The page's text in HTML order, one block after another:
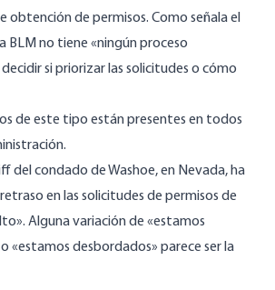
obtención de permisos. Como señala el
BLM no tiene «ningún proceso
si priorizar las solicitudes o cómo
de este tipo están presentes en todos
del condado de Washoe, en Nevada, ha
en las solicitudes de permisos de
». Alguna variación de «estamos
«estamos desbordados» parece ser la